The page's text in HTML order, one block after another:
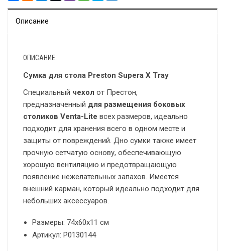
Описание
ОПИСАНИЕ
Сумка для стола Preston Supera X Tray
Специальный чехол от Престон,
предназначенный для размещения боковых
столиков Venta-Lite всех размеров, идеально
подходит для хранения всего в одном месте и
защиты от повреждений. Дно сумки также имеет
прочную сетчатую основу, обеспечивающую
хорошую вентиляцию и предотвращающую
появление нежелательных запахов. Имеется
внешний карман, который идеально подходит для
небольших аксессуаров.
Размеры: 74x60x11 см
Артикул: P0130144